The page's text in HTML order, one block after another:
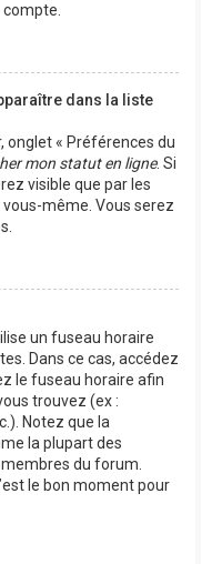
dans la liste
onglet « Préférences du
mon statut en ligne. Si
visible que par les
même. Vous serez
un fuseau horaire
Dans ce cas, accédez
le fuseau horaire afin
trouvez (ex :
Notez que la
la plupart des
du forum.
le bon moment pour